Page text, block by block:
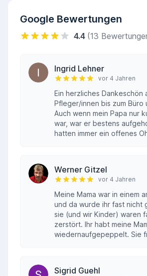
benötigen, aber weiterhin zu
möchten.
Für Fragen und Beratung steht
AWO Seniorenzentrums "Georg-
gerne zur Verfügung. Weitere
erhalten Sie unter:
Wackerstraße 20, 84489
Telefon: 08677 / 97890
Google Bewertungen
4.4 (13
Ingrid Lehner
vor 4 Jahren
Ein herzliches Dankeschön
Pfleger/innen bis zum Büro
Auch wenn mein Papa nur
war, war er bestens
hatten immer ein offenes
Werner Gitzel
vor 4 Jahren
Meine Mama war in einem
und da wurde ihr fast nicht
sie (und wir Kinder) waren
zerstört. Ihr habt meine
wiedernaufgepeppelt. Sie
Sigrid Guehl